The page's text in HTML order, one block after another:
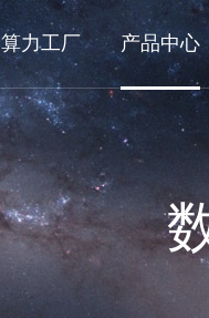
算力工厂 产品中心